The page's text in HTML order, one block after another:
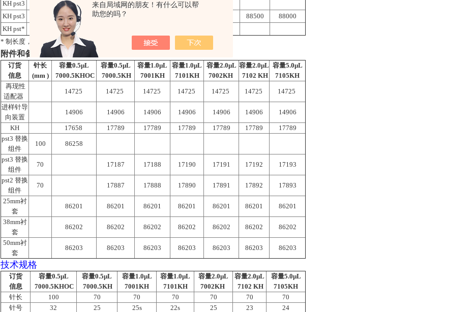
来自局域网的朋友！有什么可以帮
助您的吗？
KH pst3
86257
KH pst3
86250 88500
88000
KH pst*
* 制长度，不能为针头样式5，zui大SN针长为130mm
附件和备用组件
订货
信息
针长
(mm )
容量0.5μL
7000.5KHOC
容量0.5μL
7000.5KH
容量1.0μL
7001KH
容量1.0μL
7101KH
容量2.0μL
7002KH
容量2.0μL
7102 KH
容量5.0μL
7105KH
再现性
适配器
14725 14725 14725 14725 14725 14725 14725
进样针导
向装置
14906 14906 14906 14906 14906 14906 14906
KH 17658 17789 17789 17789 17789 17789
17789
pst3 替换
组件
100 86258
pst3 替换
组件
70 17187 17188 17190 17191 17192 17193
pst2 替换
组件
70 17887 17888 17890 17891 17892 17893
25mm衬
套
86201 86201 86201 86201 86201 86201 86201
38mm衬
套
86202 86202 86202 86202 86202 86202 86202
50mm衬
套
86203 86203 86203 86203 86203 86203 86203
技术规格
订货
信息
容量0.5μL
7000.5KHOC
容量0.5μL
7000.5KH
容量1.0μL
7001KH
容量1.0μL
7101KH
容量2.0μL
7002KH
容量2.0μL
7102 KH
容量5.0μL
7105KH
针长
100 70 70 70 70 70
70
针号
32 25 25s 22s 25 23
24